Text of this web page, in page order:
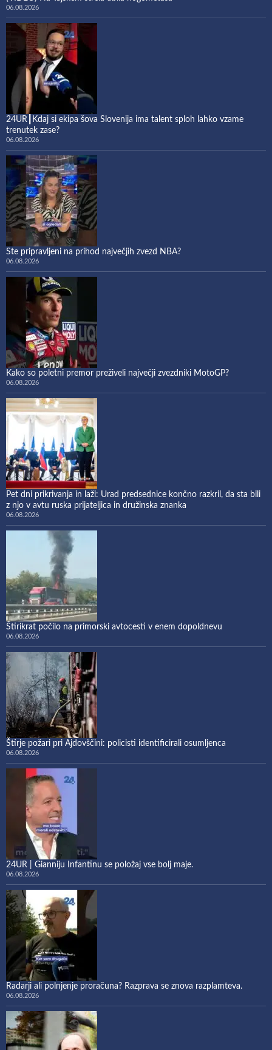
06.08.2026
24UR┃Kdaj si ekipa šova Slovenija ima talent sploh lahko vzame
trenutek zase?
06.08.2026
Ste pripravljeni na prihod največjih zvezd NBA?
06.08.2026
Kako so poletni premor preživeli največji zvezdniki MotoGP?
06.08.2026
Pet dni prikrivanja in laži: Urad predsednice končno razkril, da sta bili
z njo v avtu ruska prijateljica in družinska znanka
06.08.2026
Štirikrat počilo na primorski avtocesti v enem dopoldnevu
06.08.2026
Štirje požari pri Ajdovščini: policisti identificirali osumljenca
06.08.2026
24UR | Gianniju Infantinu se položaj vse bolj maje.
06.08.2026
Radarji ali polnjenje proračuna? Razprava se znova razplamteva.
06.08.2026